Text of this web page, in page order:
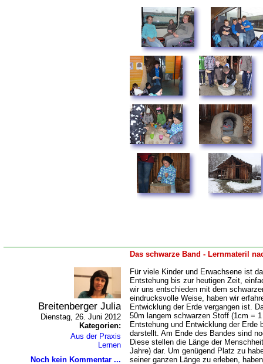
Das schwarze Band - Lernmateril
Breitenberger Julia
Dienstag, 26. Juni 2012
Kategorien:
Aus der Praxis
Lernen
Noch kein Kommentar ...
Für viele Kinder und Erwachsene ist
Entstehung bis zur heutigen Zeit,
wir uns entschieden mit dem
eindrucksvolle Weise, haben wir
Entwicklung der Erde vergangen ist.
50m langem schwarzen Stoff (1cm =
Entstehung und Entwicklung der Erde
darstellt. Am Ende des Bandes sind
Diese stellen die Länge der
Jahre) dar. Um genügend Platz zu
seiner ganzen Länge zu erleben,